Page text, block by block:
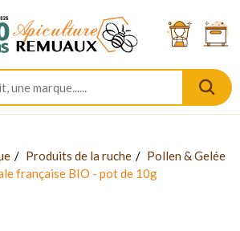
Produits de la ruche
Pollen & Gelée
française BIO - pot de 10g